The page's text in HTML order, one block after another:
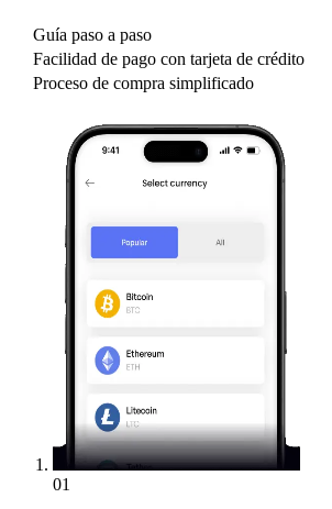
Guía paso a paso
Facilidad de pago con tarjeta de crédito
Proceso de compra simplificado
01